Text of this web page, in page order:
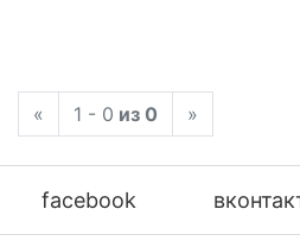
« 1 - 0 из 0 »
facebook